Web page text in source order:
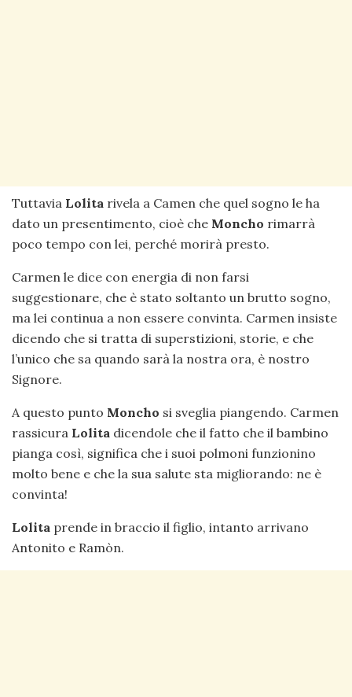
Tuttavia Lolita rivela a Camen che quel sogno le ha
dato un presentimento, cioè che Moncho rimarrà
poco tempo con lei, perché morirà presto.
Carmen le dice con energia di non farsi
suggestionare, che è stato soltanto un brutto sogno,
ma lei continua a non essere convinta. Carmen insiste
dicendo che si tratta di superstizioni, storie, e che
l’unico che sa quando sarà la nostra ora, è nostro
Signore.
A questo punto Moncho si sveglia piangendo. Carmen
rassicura Lolita dicendole che il fatto che il bambino
pianga così, significa che i suoi polmoni funzionino
molto bene e che la sua salute sta migliorando: ne è
convinta!
Lolita prende in braccio il figlio, intanto arrivano
Antonito e Ramòn.